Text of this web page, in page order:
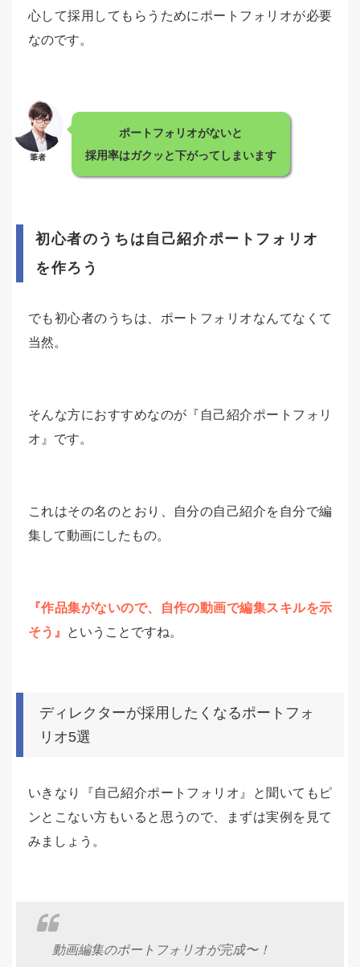
心して採用してもらうためにポートフォリオが必要
なのです。
筆者
ポートフォリオがないと
採用率はガクッと下がってしまいます
初心者のうちは自己紹介ポートフォリオ
を作ろう
でも初心者のうちは、ポートフォリオなんてなくて
当然。
そんな方におすすめなのが『自己紹介ポートフォリ
オ』です。
これはその名のとおり、自分の自己紹介を自分で編
集して動画にしたもの。
『作品集がないので、自作の動画で編集スキルを示
そう』
ということですね。
ディレクターが採用したくなるポートフォ
リオ5選
いきなり『自己紹介ポートフォリオ』と聞いてもピ
ンとこない方もいると思うので、まずは実例を見て
みましょう。
動画編集のポートフォリオが完成〜！